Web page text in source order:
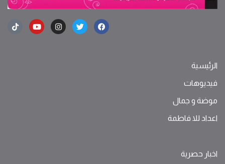
الرئيسية
فيديوهات
موضة ‫و‬ ‫‬‫جمال‬
اعداد للا فاطمة
اخبار حصرية